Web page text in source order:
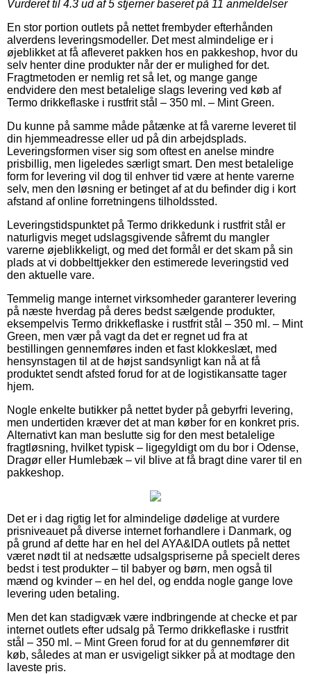
Vurderet til 4.3 ud af 5 stjerner baseret på 11 anmeldelser
En stor portion outlets på nettet frembyder efterhånden
alverdens leveringsmodeller. Det mest almindelige er i
øjeblikket at få afleveret pakken hos en pakkeshop, hvor du
selv henter dine produkter når der er mulighed for det.
Fragtmetoden er nemlig ret så let, og mange gange
endvidere den mest betalelige slags levering ved køb af
Termo drikkeflaske i rustfrit stål – 350 ml. – Mint Green.
Du kunne på samme måde påtænke at få varerne leveret til
din hjemmeadresse eller ud på din arbejdsplads.
Leveringsformen viser sig som oftest en anelse mindre
prisbillig, men ligeledes særligt smart. Den mest betalelige
form for levering vil dog til enhver tid være at hente varerne
selv, men den løsning er betinget af at du befinder dig i kort
afstand af online forretningens tilholdssted.
Leveringstidspunktet på Termo drikkedunk i rustfrit stål er
naturligvis meget udslagsgivende såfremt du mangler
varerne øjeblikkeligt, og med det formål er det skam på sin
plads at vi dobbelttjekker den estimerede leveringstid ved
den aktuelle vare.
Temmelig mange internet virksomheder garanterer levering
på næste hverdag på deres bedst sælgende produkter,
eksempelvis Termo drikkeflaske i rustfrit stål – 350 ml. – Mint
Green, men vær på vagt da det er regnet ud fra at
bestillingen gennemføres inden et fast klokkeslæt, med
hensynstagen til at de højst sandsynligt kan nå at få
produktet sendt afsted forud for at de logistikansatte tager
hjem.
Nogle enkelte butikker på nettet byder på gebyrfri levering,
men undertiden kræver det at man køber for en konkret pris.
Alternativt kan man beslutte sig for den mest betalelige
fragtløsning, hvilket typisk – ligegyldigt om du bor i Odense,
Dragør eller Humlebæk – vil blive at få bragt dine varer til en
pakkeshop.
Det er i dag rigtig let for almindelige dødelige at vurdere
prisniveauet på diverse internet forhandlere i Danmark, og
på grund af dette har en hel del AYA&IDA outlets på nettet
været nødt til at nedsætte udsalgspriserne på specielt deres
bedst i test produkter – til babyer og børn, men også til
mænd og kvinder – en hel del, og endda nogle gange love
levering uden betaling.
Men det kan stadigvæk være indbringende at checke et par
internet outlets efter udsalg på Termo drikkeflaske i rustfrit
stål – 350 ml. – Mint Green forud for at du gennemfører dit
køb, således at man er usvigeligt sikker på at modtage den
laveste pris.